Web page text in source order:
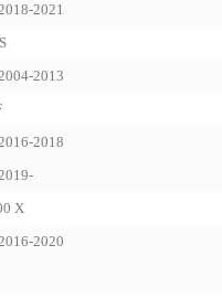
2021
2013
2018
X
2020